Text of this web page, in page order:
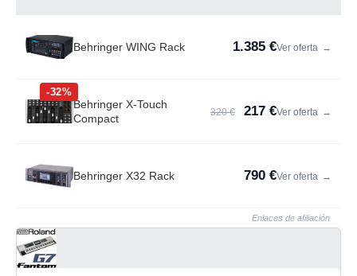
Behringer WING Rack 1.385 €Ver oferta →
-32%
Behringer X-Touch
Compact
320 € 217 €Ver oferta →
Behringer X32 Rack 790 €Ver oferta →
Enlaces de afiliación